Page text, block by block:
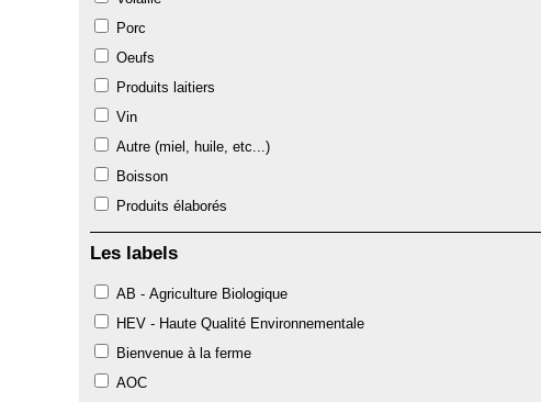
Porc
Oeufs
Produits laitiers
Vin
Autre (miel, huile, etc...)
Boisson
Produits élaborés
Les labels
AB - Agriculture Biologique
HEV - Haute Qualité Environnementale
Bienvenue à la ferme
AOC